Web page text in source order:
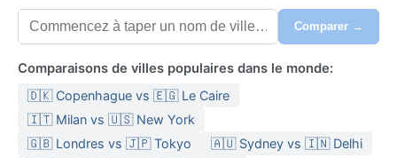
Comparer →
Comparaisons de villes populaires dans le monde:
🇩🇰 Copenhague vs 🇪🇬 Le Caire
🇮🇹 Milan vs 🇺🇸 New York
🇬🇧 Londres vs 🇯🇵 Tokyo
🇦🇺 Sydney vs 🇮🇳 Delhi